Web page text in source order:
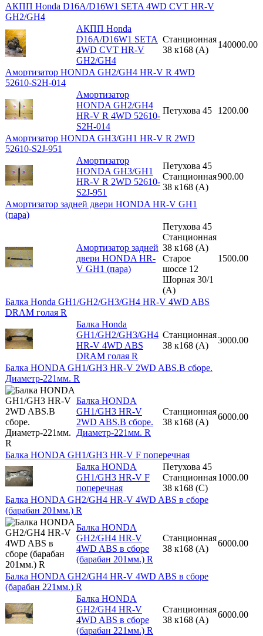
АКПП Honda D16A/D16W1 SETA 4WD CVT HR-V
GH2/GH4
АКПП Honda
D16A/D16W1 SETA
4WD CVT HR-V
GH2/GH4
Станционная
38 к168 (A)
140000.00
Амортизатор HONDA GH2/GH4 HR-V R 4WD
52610-S2H-014
Амортизатор
HONDA GH2/GH4
HR-V R 4WD 52610-
S2H-014
Петухова 45 1200.00
Амортизатор HONDA GH3/GH1 HR-V R 2WD
52610-S2J-951
Амортизатор
HONDA GH3/GH1
HR-V R 2WD 52610-
S2J-951
Петухова 45
Станционная
38 к168 (A)
900.00
Амортизатор задней двери HONDA HR-V GH1
(пара)
Амортизатор задней
двери HONDA HR-
V GH1 (пара)
Петухова 45
Станционная
38 к168 (A)
Старое
шоссе 12
Шорная 30/1
(A)
1500.00
Балка Honda GH1/GH2/GH3/GH4 HR-V 4WD ABS
DRAM голая R
Балка Honda
GH1/GH2/GH3/GH4
HR-V 4WD ABS
DRAM голая R
Станционная
38 к168 (A)
3000.00
Балка HONDA GH1/GH3 HR-V 2WD ABS.В сборе.
Диаметр-221мм. R
Балка HONDA
GH1/GH3 HR-V
2WD ABS.В сборе.
Диаметр-221мм. R
Станционная
38 к168 (A)
6000.00
Балка HONDA GH1/GH3 HR-V F поперечная
Балка HONDA
GH1/GH3 HR-V F
поперечная
Петухова 45
Станционная
38 к168 (С)
1000.00
Балка HONDA GH2/GH4 HR-V 4WD ABS в сборе
(барабан 201мм.) R
Балка HONDA
GH2/GH4 HR-V
4WD ABS в сборе
(барабан 201мм.) R
Станционная
38 к168 (A)
6000.00
Балка HONDA GH2/GH4 HR-V 4WD ABS в сборе
(барабан 221мм.) R
Балка HONDA
GH2/GH4 HR-V
4WD ABS в сборе
(барабан 221мм.) R
Станционная
38 к168 (A)
6000.00